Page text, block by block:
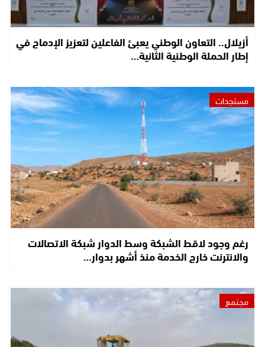
أزيلال.. التعاون الوطني يعبئ الفاعلين لتعزيز الإدماج في
إطار الحملة الوطنية الثانية…
مستجدات
رغم وجود لاقط الشبكة وسط الدوار شبكة الاتصالات
والانترنت خارج الخدمة منذ أشهر بدوار…
مجتمع